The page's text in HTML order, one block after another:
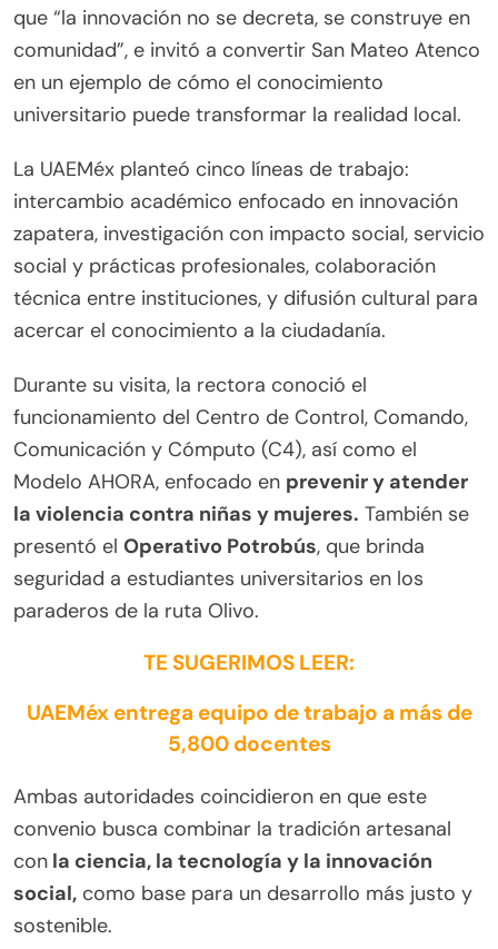
que “la innovación no se decreta, se construye en
comunidad”, e invitó a convertir San Mateo Atenco
en un ejemplo de cómo el conocimiento
universitario puede transformar la realidad local.
La UAEMéx planteó cinco líneas de trabajo:
intercambio académico enfocado en innovación
zapatera, investigación con impacto social, servicio
social y prácticas profesionales, colaboración
técnica entre instituciones, y difusión cultural para
acercar el conocimiento a la ciudadanía.
Durante su visita, la rectora conoció el
funcionamiento del Centro de Control, Comando,
Comunicación y Cómputo (C4), así como el
Modelo AHORA, enfocado en prevenir y atender
la violencia contra niñas y mujeres. También se
presentó el Operativo Potrobús, que brinda
seguridad a estudiantes universitarios en los
paraderos de la ruta Olivo.
TE SUGERIMOS LEER:
UAEMéx entrega equipo de trabajo a más de
5,800 docentes
Ambas autoridades coincidieron en que este
convenio busca combinar la tradición artesanal
con la ciencia, la tecnología y la innovación
social, como base para un desarrollo más justo y
sostenible.